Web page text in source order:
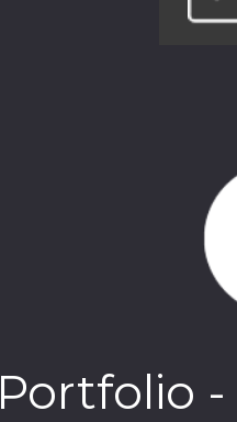
Portfolio -